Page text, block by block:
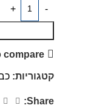
compare
קטגוריות:
Share: